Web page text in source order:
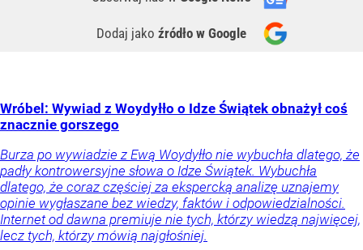
Dodaj jako źródło w Google
Wróbel: Wywiad z Woydyłło o Idze Świątek obnażył coś
znacznie gorszego
Burza po wywiadzie z Ewą Woydyłło nie wybuchła dlatego, że
padły kontrowersyjne słowa o Idze Świątek. Wybuchła
dlatego, że coraz częściej za ekspercką analizę uznajemy
opinie wygłaszane bez wiedzy, faktów i odpowiedzialności.
Internet od dawna premiuje nie tych, którzy wiedzą najwięcej,
lecz tych, którzy mówią najgłośniej.